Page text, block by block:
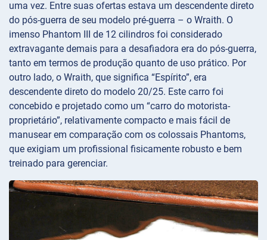
uma vez. Entre suas ofertas estava um descendente direto
do pós-guerra de seu modelo pré-guerra – o Wraith. O
imenso Phantom III de 12 cilindros foi considerado
extravagante demais para a desafiadora era do pós-guerra,
tanto em termos de produção quanto de uso prático. Por
outro lado, o Wraith, que significa “Espírito”, era
descendente direto do modelo 20/25. Este carro foi
concebido e projetado como um “carro do motorista-
proprietário”, relativamente compacto e mais fácil de
manusear em comparação com os colossais Phantoms,
que exigiam um profissional fisicamente robusto e bem
treinado para gerenciar.